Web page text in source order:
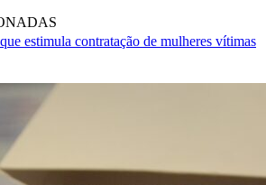
estimula contratação de mulheres vítimas